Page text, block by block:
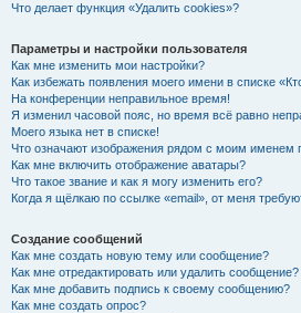
Что делает функция «Удалить cookies»?
Параметры и настройки пользователя
Как мне изменить мои настройки?
Как избежать появления моего имени в списке
На конференции неправильное время!
Я изменил часовой пояс, но время всё равно
Моего языка нет в списке!
Что означают изображения рядом с моим именем
Как мне включить отображение аватары?
Что такое звание и как я могу изменить его?
Когда я щёлкаю по ссылке «email», от меня
Создание сообщений
Как мне создать новую тему или сообщение?
Как мне отредактировать или удалить сообщение?
Как мне добавить подпись к своему сообщению?
Как мне создать опрос?